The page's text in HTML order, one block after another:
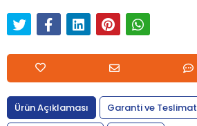
Ürün Açıklaması
Garanti ve Teslimat